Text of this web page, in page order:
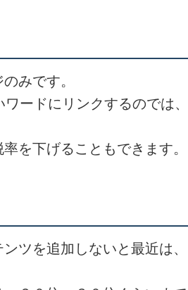
みです。
ードにリンクするのでは、
を下げることもできます。
ツを追加しないと最近は、